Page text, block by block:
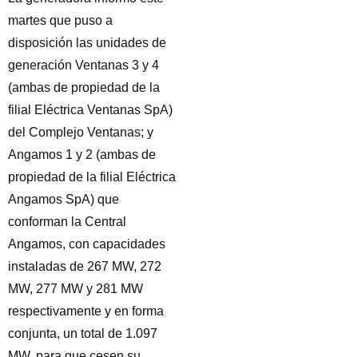
martes que puso a
disposición las unidades de
generación Ventanas 3 y 4
(ambas de propiedad de la
filial Eléctrica Ventanas SpA)
del Complejo Ventanas; y
Angamos 1 y 2 (ambas de
propiedad de la filial Eléctrica
Angamos SpA) que
conforman la Central
Angamos, con capacidades
instaladas de 267 MW, 272
MW, 277 MW y 281 MW
respectivamente y en forma
conjunta, un total de 1.097